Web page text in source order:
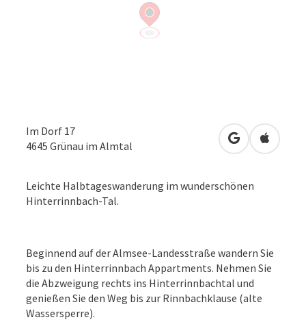
Im Dorf 17
4645 Grünau im Almtal in Google
in
Leichte Halbtageswanderung im wunderschönen
Hinterrinnbach-Tal.
Beginnend auf der Almsee-Landesstraße wandern Sie
bis zu den Hinterrinnbach Appartments. Nehmen Sie
die Abzweigung rechts ins Hinterrinnbachtal und
genießen Sie den Weg bis zur Rinnbachklause (alte
Wassersperre).